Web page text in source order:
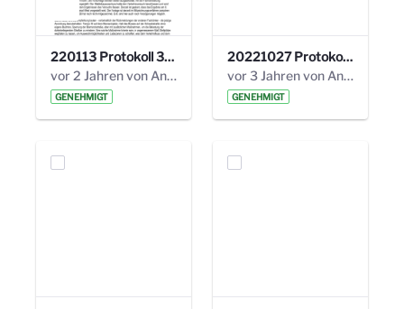
220113 Protokoll 32. Steuerungskreis.pdf
vor 2 Jahren von Anni Schlumberger
GENEHMIGT
20221027 Protokoll 34. Steuerungskreis.pdf
vor 3 Jahren von Anni Schlumberger
GENEHMIGT